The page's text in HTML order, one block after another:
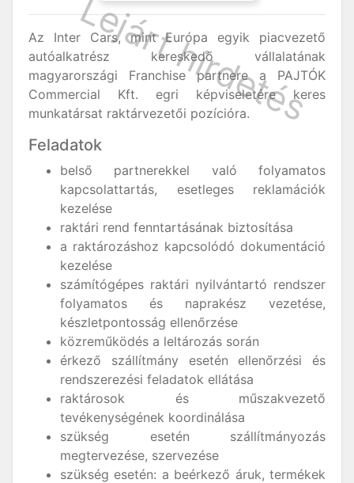
Az Inter Cars, mint Európa egyik piacvezető
autóalkatrész kereskedő vállalatának
magyarországi Franchise partnere a PAJTÓK
Commercial Kft. egri képviseletére keres
munkatársat raktárvezetői pozícióra.
Feladatok
belső partnerekkel való folyamatos
kapcsolattartás, esetleges reklamációk
kezelése
raktári rend fenntartásának biztosítása
a raktározáshoz kapcsolódó dokumentáció
kezelése
számítógépes raktári nyilvántartó rendszer
folyamatos és naprakész vezetése,
készletpontosság ellenőrzése
közreműködés a leltározás során
érkező szállítmány esetén ellenőrzési és
rendszerezési feladatok ellátása
raktárosok és műszakvezető
tevékenységének koordinálása
szükség esetén szállítmányozás
megtervezése, szervezése
szükség esetén: a beérkező áruk, termékek